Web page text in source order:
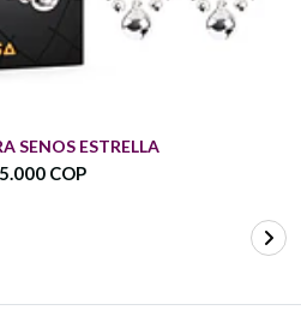
SENOS ESTRELLA
COP